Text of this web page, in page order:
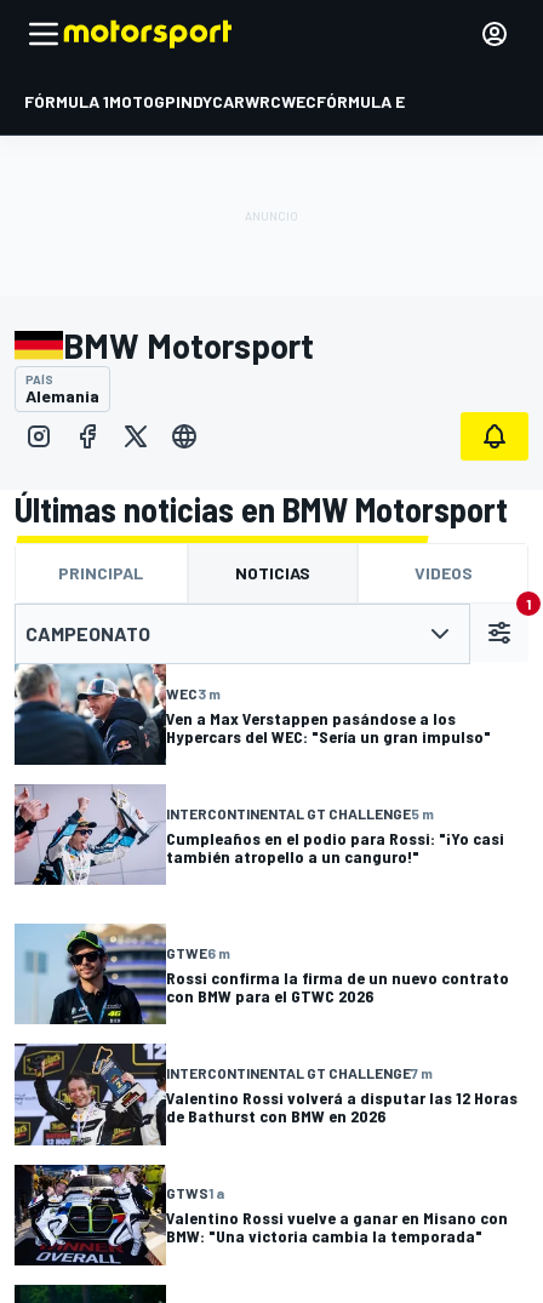
FÓRMULA 1MOTOGPINDYCARWRCWECFÓRMULA E
BMW Motorsport
PAÍS
Alemania
Últimas noticias en BMW Motorsport
PRINCIPAL NOTICIAS VIDEOS
CAMPEONATO
1
WEC3 m
Ven a Max Verstappen pasándose a los
Hypercars del WEC: "Sería un gran impulso"
INTERCONTINENTAL GT CHALLENGE5 m
Cumpleaños en el podio para Rossi: "¡Yo casi
también atropello a un canguro!"
GTWE6 m
Rossi confirma la firma de un nuevo contrato
con BMW para el GTWC 2026
INTERCONTINENTAL GT CHALLENGE7 m
Valentino Rossi volverá a disputar las 12 Horas
de Bathurst con BMW en 2026
GTWS1 a
Valentino Rossi vuelve a ganar en Misano con
BMW: "Una victoria cambia la temporada"